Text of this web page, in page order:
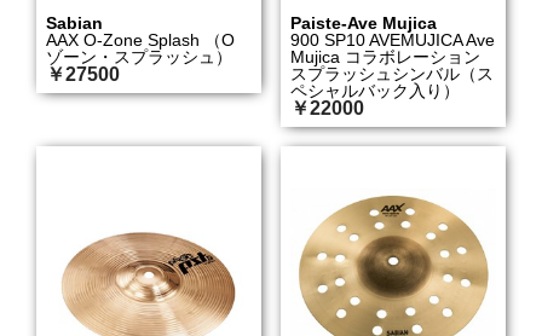
Sabian
AAX O-Zone Splash （O
ゾーン・スプラッシュ）
￥27500
Paiste-Ave Mujica
900 SP10 AVEMUJICA Ave
Mujica コラボレーション
スプラッシュシンバル（ス
ペシャルバック入り）
￥22000